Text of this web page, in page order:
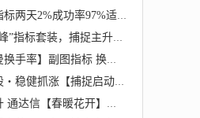
准备开放金钻指标两天2%成功率97%适合牛市熊市...
通达信“筹码庄峰”指标套装，捕捉主升浪！判...
通达信【卡尔曼换手率】副图指标 换手精准位置...
精准伏击强势股・稳健抓涨【捕捉启动】...
开启第二波拉升 通达信【春暖花开】副图+选股...